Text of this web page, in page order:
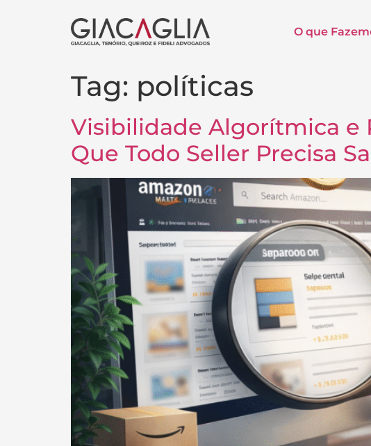
O que
Tag: políticas
Visibilidade Algorítmica e
Que Todo Seller Precisa